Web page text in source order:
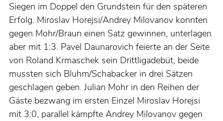
Siegen im Doppel den Grundstein für den späteren
Erfolg. Miroslav Horejsi/Andrey Milovanov konnten
gegen Mohr/Braun einen Satz gewinnen, unterlagen
aber mit 1:3. Pavel Daunarovich feierte an der Seite
von Roland Krmaschek sein Drittligadebüt, beide
mussten sich Bluhm/Schabacker in drei Sätzen
geschlagen geben. Julian Mohr in den Reihen der
Gäste bezwang im ersten Einzel Miroslav Horejsi
mit 3:0, parallel kämpfte Andrey Milovanov gegen